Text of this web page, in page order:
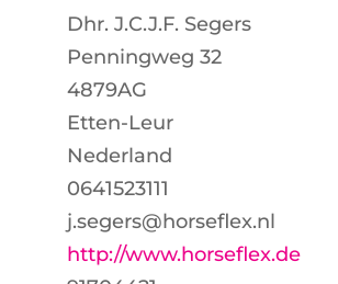
Dhr. J.C.J.F. Segers
Penningweg 32
4879AG
Etten-Leur
Nederland
0641523111
j.segers@horseflex.nl
http://www.horseflex.de